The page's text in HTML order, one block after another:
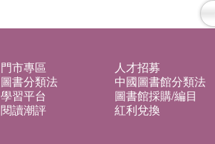
門市專區 人才招募
圖書分類法 中國圖書館分類法
學習平台 圖書館採購/編目
閱讀潮評 紅利兌換